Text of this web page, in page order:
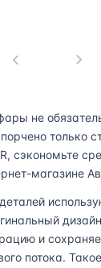
не
только
сэкономьте
магазине
и
потока.